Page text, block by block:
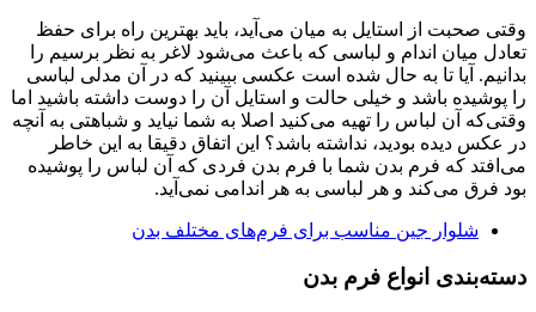
وقتی صحبت از استایل به میان می‌آید، باید بهترین راه‌ برای حفظ
تعادل میان اندام و لباسی که باعث می‌شود لاغر به نظر برسیم را
بدانیم. آیا تا به حال شده است عکسی ببینید که در آن مدلی لباسی
را پوشیده باشد و خیلی حالت و استایل آن را دوست داشته باشید اما
وقتی‌که آن لباس را تهیه می‌کنید اصلا به شما نیاید و شباهتی به آنچه
در عکس دیده بودید، نداشته باشد؟ این اتفاق دقیقا به این خاطر
می‌افتد که فرم بدن شما با فرم بدن فردی که آن لباس را پوشیده
بود فرق می‌کند و هر لباسی به هر اندامی نمی‌آید.
شلوار جین مناسب برای فرم‌های مختلف بدن
دسته‌بندی انواع فرم بدن